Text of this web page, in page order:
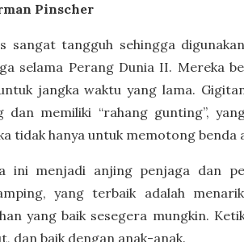
Pinscher
sangat tangguh sehingga
selama Perang Dunia II. Mereka
jangka waktu yang lama.
dan memiliki “rahang gunting”,
tidak hanya untuk memotong
ini menjadi anjing penjaga dan
yang terbaik adalah
yang baik sesegera mungkin.
dan baik dengan anak-anak.